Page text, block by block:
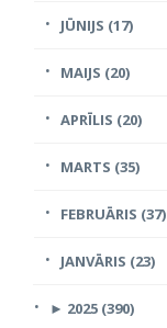
JŪNIJS (17)
MAIJS (20)
APRĪLIS (20)
MARTS (35)
FEBRUĀRIS (37)
JANVĀRIS (23)
► 2025 (390)